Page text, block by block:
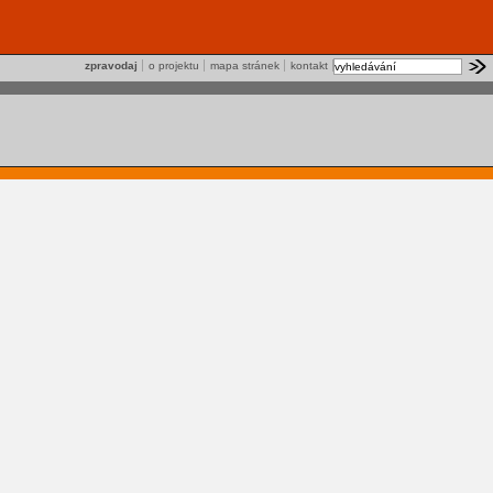
kontakt
mapa stránek
o projektu
zpravodaj